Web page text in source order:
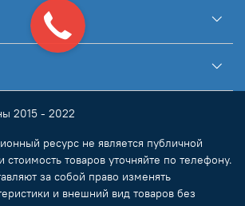
2015 - 2022
ресурс не является публичной
товаров уточняйте по телефону.
за собой право изменять
и внешний вид товаров без